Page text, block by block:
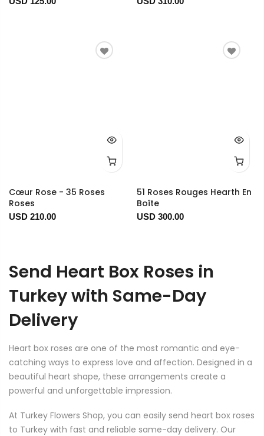
Cœur Rose - 35 Roses
Roses
USD 210.00
51 Roses Rouges Hearth En
Boîte
USD 300.00
Send Heart Box Roses in
Turkey with Same-Day
Delivery
Heart box roses are one of the most romantic and eye-
catching ways to express love and affection. Designed in a
beautiful heart shape, these arrangements create a
powerful and unforgettable impression.
At Turkey Flowers Shop, you can easily send heart box roses
to Turkey with fast and reliable same-day delivery. Our